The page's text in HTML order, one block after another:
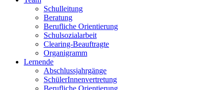
Schulleitung
Beratung
Berufliche Orientierung
Schulsozialarbeit
Clearing-Beauftragte
Organigramm
Lernende
Abschlussjahrgänge
SchülerInnenvertretung
Berufliche Orientierung